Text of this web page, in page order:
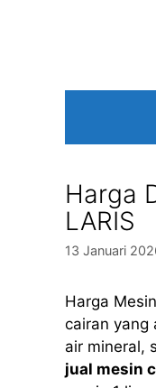
Harga
LARIS
13 Januari
Harga
cairan yang
air mineral,
jual mesin